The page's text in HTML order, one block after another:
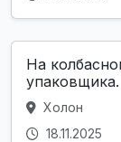
На
Холон
18.11.2025